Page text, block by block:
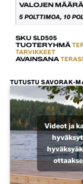
TUTUSTU SAVORAK-
Videot ja
VALOJEN MÄÄRÄ
5 POLTTIMOA, 10
SKUSLD505
TUOTERYHMÄ
TARVIKKEET
AVAINSANA